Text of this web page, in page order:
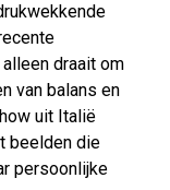
draait om
van balans en
uit Italië
beelden die
persoonlijke